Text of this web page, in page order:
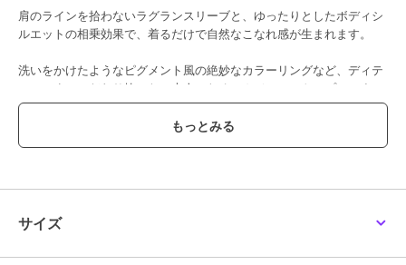
肩のラインを拾わないラグランスリーブと、ゆったりとしたボディシ
ルエットの相乗効果で、着るだけで自然なこなれ感が生まれます。
洗いをかけたようなピグメント風の絶妙なカラーリングなど、ディテ
ールにまでこだわり抜いた、大人のためのカジュアルトップスです。
・センタープレス入りのスラックスやスカートと合わせると、カジュ
・前裾を軽くインするとバランスよくまとまるので、ぜひお試しくだ
さい。
サイズ